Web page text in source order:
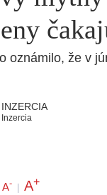
oznámilo, že v
INZERCIA
Inzercia
A- A+